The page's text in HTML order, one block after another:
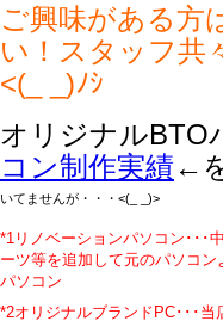
ご興味がある方
い！スタッフ共
<(_ _)ﾉｼ
オリジナルBTO
コン制作実績←
いてませんが・・・<(_ _)>
*1リノベーションパソコン･･･
ーツ等を追加して元のパソコ
パソコン
*2オリジナルブランドPC･･･